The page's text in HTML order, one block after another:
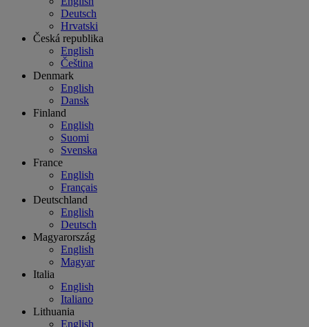
Deutsch
Hrvatski
Česká republika
English
Čeština
Denmark
English
Dansk
Finland
English
Suomi
Svenska
France
English
Français
Deutschland
English
Deutsch
Magyarország
English
Magyar
Italia
English
Italiano
Lithuania
English